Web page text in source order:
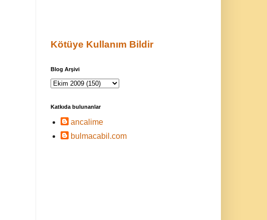
Kötüye Kullanım Bildir
Blog Arşivi
Katkıda bulunanlar
ancalime
bulmacabil.com